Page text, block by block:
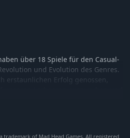
über 18 Spiele für den Casual-
und Evolution des Genres.
erstaunlichen Erfolg genossen,
Lorbeeren auszuruhen und
Welt von Mad Head
trademark of Mad Head Games. All registered